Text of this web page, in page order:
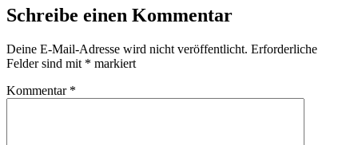
Schreibe einen Kommentar
Deine E-Mail-Adresse wird nicht veröffentlicht. Erforderliche
Felder sind mit * markiert
Kommentar *